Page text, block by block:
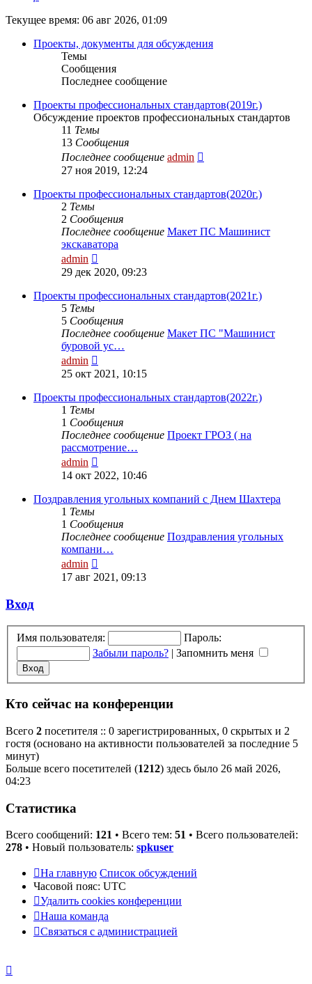
Текущее время: 06 авг 2026, 01:09
Проекты, документы для обсуждения
Темы
Сообщения
Последнее сообщение
Проекты профессиональных стандартов(2019г.)
Обсуждение проектов профессиональных стандартов
11 Темы
13 Сообщения
Последнее сообщение admin
сообщению
27 ноя 2019, 12:24
Проекты профессиональных стандартов(2020г.)
2 Темы
2 Сообщения
Последнее сообщение Макет ПС Машинист
экскаватора
admin
к
сообщению
29 дек 2020, 09:23
Проекты профессиональных стандартов(2021г.)
5 Темы
5 Сообщения
Последнее сообщение Макет ПС "Машинист
буровой ус…
admin
к
сообщению
25 окт 2021, 10:15
Проекты профессиональных стандартов(2022г.)
1 Темы
1 Сообщения
Последнее сообщение Проект ГРОЗ ( на
рассмотрение…
admin
к
сообщению
14 окт 2022, 10:46
Поздравления угольных компаний с Днем Шахтера
1 Темы
1 Сообщения
Последнее сообщение Поздравления угольных
компани…
admin
к
17 авг 2021, 09:13
Вход
Имя пользователя:
Пароль:
Забыли пароль? | Запомнить меня
Кто сейчас на конференции
Всего 2 посетителя :: 0 зарегистрированных, 0 скрытых и 2
гостя (основано на активности пользователей за последние 5
минут)
Больше всего посетителей (1212) здесь было 26 май 2026,
04:23
Статистика
Всего сообщений: 121 • Всего тем: 51 • Всего пользователей:
278 • Новый пользователь: spkuser
На главную Список обсуждений
Часовой пояс: UTC
Удалить cookies конференции
Наша команда
Связаться с администрацией